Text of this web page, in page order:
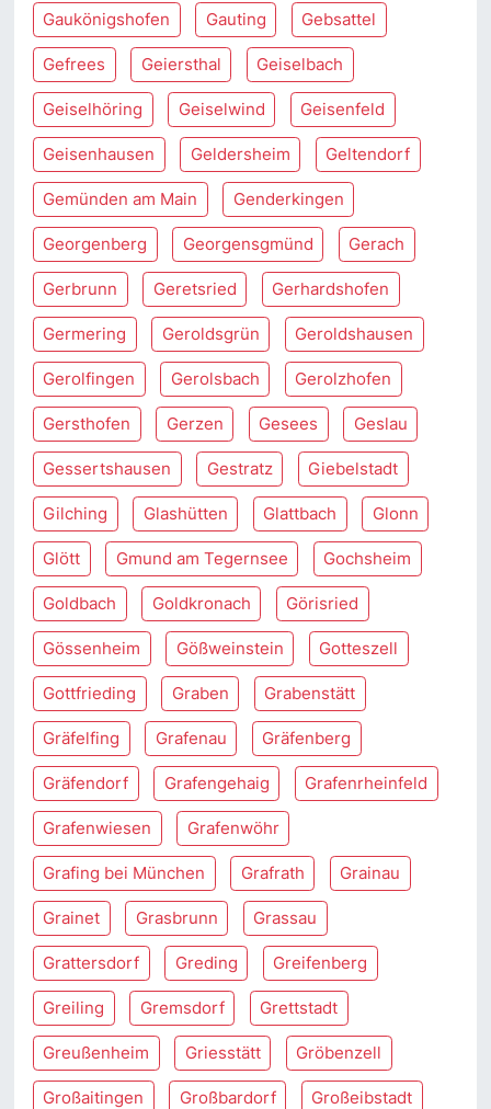
Gaukönigshofen Gauting Gebsattel
Gefrees Geiersthal Geiselbach
Geiselhöring Geiselwind Geisenfeld
Geisenhausen Geldersheim Geltendorf
Gemünden am Main Genderkingen
Georgenberg Georgensgmünd Gerach
Gerbrunn Geretsried Gerhardshofen
Germering Geroldsgrün Geroldshausen
Gerolfingen Gerolsbach Gerolzhofen
Gersthofen Gerzen Gesees Geslau
Gessertshausen Gestratz Giebelstadt
Gilching Glashütten Glattbach Glonn
Glött Gmund am Tegernsee Gochsheim
Goldbach Goldkronach Görisried
Gössenheim Gößweinstein Gotteszell
Gottfrieding Graben Grabenstätt
Gräfelfing Grafenau Gräfenberg
Gräfendorf Grafengehaig Grafenrheinfeld
Grafenwiesen Grafenwöhr
Grafing bei München Grafrath Grainau
Grainet Grasbrunn Grassau
Grattersdorf Greding Greifenberg
Greiling Gremsdorf Grettstadt
Greußenheim Griesstätt Gröbenzell
Großaitingen Großbardorf Großeibstadt